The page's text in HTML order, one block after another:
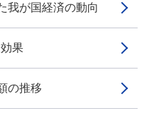
我が国経済の動向
果
の推移